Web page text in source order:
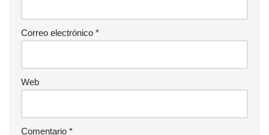
Correo electrónico *
Web
Comentario *